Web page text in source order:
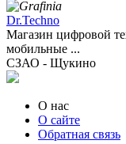
Dr.Techno
Магазин цифровой
мобильные ...
СЗАО - Щукино
О нас
О сайте
Обратная связь